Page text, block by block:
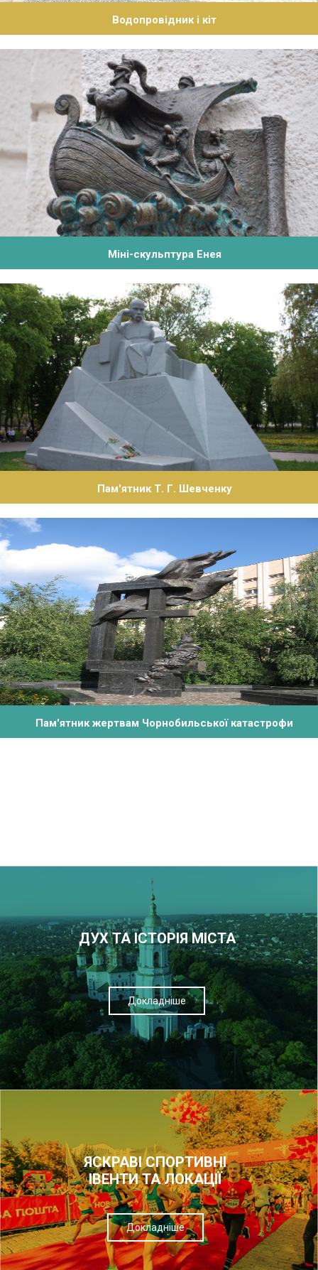
Водопровідник і кіт
Міні-скульптура Енея
Пам'ятник Т. Г. Шевченку
Пам'ятник жертвам Чорнобильської катастрофи
ДУХ ТА ІСТОРІЯ МІСТА
Докладніше
ЯСКРАВІ СПОРТИВНІ
ІВЕНТИ ТА ЛОКАЦІЇ
Докладніше